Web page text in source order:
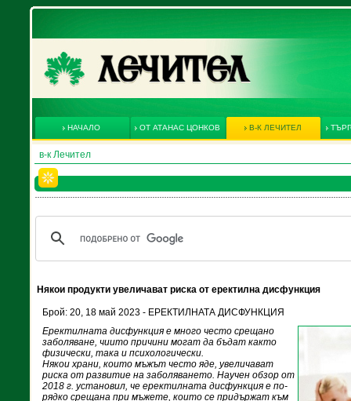
НАЧАЛО ОТ АТАНАС ЦОНКОВ В-К ЛЕЧИТЕЛ
в-к Лечител
Някои продукти увеличават риска от еректилна дисфункция
Брой: 20, 18 май 2023 - ЕРЕКТИЛНАТА ДИСФУНКЦИЯ
Еректилната дисфункция е много често срещано
заболяване, чиито причини могат да бъдат както
физически, така и психологически.
Някои храни, които мъжът често яде, увеличават
риска от развитие на заболяването. Научен обзор от
2018 г. установил, че еректилната дисфункция е по-
рядко срещана при мъжете, които се придържат към